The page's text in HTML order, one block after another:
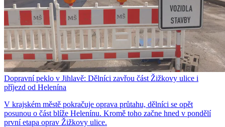
Dopravní peklo v Jihlavě: Dělníci zavřou část Žižkovy ulice i
příjezd od Helenína
V krajském městě pokračuje oprava průtahu, dělníci se opět
posunou o část blíže Helenínu. Kromě toho začne hned v pondělí
první etapa oprav Žižkovy ulice.